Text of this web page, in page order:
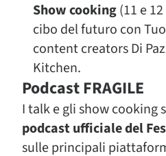
Show cooking(11 e
cibo del futuro con
content creators Di
Kitchen.
Podcast FRAGILE
I talk e gli show cooking
podcast ufficiale del
sulle principali